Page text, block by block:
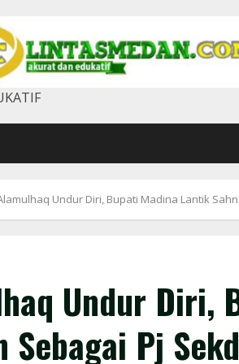
Undur Diri, Bupati Madina Lantik
Undur Diri,
Sebagai Pj